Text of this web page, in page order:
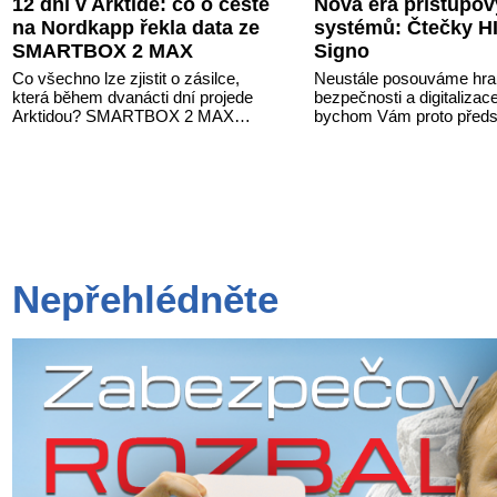
12 dní v Arktidě: co o cestě
na Nordkapp řekla data ze
SMARTBOX 2 MAX
Co všechno lze zjistit o zásilce,
která během dvanácti dní projede
Arktidou? SMARTBOX 2 MAX
příběh celé cesty.
Nová éra
systémů: Čtečky
Signo
Neustále posouváme
bezpečnosti a
bychom Vám proto
Nepřehlédněte